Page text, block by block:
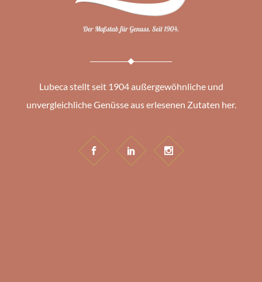
Lubeca stellt seit 1904 außergewöhnliche und
unvergleichliche Genüsse aus erlesenen Zutaten her.